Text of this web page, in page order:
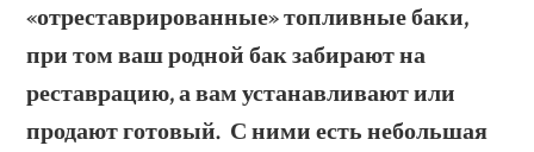
«отреставрированные» топливные баки,
при том ваш родной бак забирают на
реставрацию, а вам устанавливают или
продают готовый. С ними есть небольшая